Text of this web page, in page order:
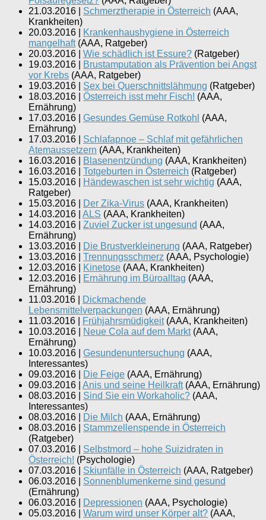
21.03.2016
Schmerztherapie in Österreich (AAA,
Krankheiten)
20.03.2016
Krankenhaushygiene in Österreich
mangelhaft (AAA, Ratgeber)
20.03.2016
Wie schädlich ist Essure? (Ratgeber)
19.03.2016
Brustamputation als Prävention bei Angst
vor Krebs (AAA, Ratgeber)
19.03.2016
Sex bei Querschnittslähmung (Ratgeber)
18.03.2016
Österreich isst mehr Fisch! (AAA,
Ernährung)
17.03.2016
Gesundes Gemüse Rotkohl (AAA,
Ernährung)
17.03.2016
Schlafapnoe – Schlaf mit gefährlichen
Atemaussetzern (AAA, Krankheiten)
16.03.2016
Blasenentzündung (AAA, Krankheiten)
16.03.2016
Totgeburten in Österreich (Ratgeber)
15.03.2016
Händewaschen ist sehr wichtig (AAA,
Ratgeber)
15.03.2016
Der Zika-Virus (AAA, Krankheiten)
14.03.2016
ALS (AAA, Krankheiten)
14.03.2016
Zuviel Zucker ist ungesund (AAA,
Ernährung)
13.03.2016
Die Brustverkleinerung (AAA, Ratgeber)
13.03.2016
Trennungsschmerz (AAA, Psychologie)
12.03.2016
Kinetose (AAA, Krankheiten)
12.03.2016
Ernährung im Büroalltag (AAA,
Ernährung)
11.03.2016
Dickmachende
Lebensmittelverpackungen (AAA, Ernährung)
11.03.2016
Frühjahrsmüdigkeit (AAA, Krankheiten)
10.03.2016
Neue Cola auf dem Markt (AAA,
Ernährung)
10.03.2016
Gesundenuntersuchung (AAA,
Interessantes)
09.03.2016
Die Feige (AAA, Ernährung)
09.03.2016
Anis und seine Heilkraft (AAA, Ernährung)
08.03.2016
Sind Sie ein Workaholic? (AAA,
Interessantes)
08.03.2016
Die Milch (AAA, Ernährung)
08.03.2016
Stammzellenspende in Österreich
(Ratgeber)
07.03.2016
Selbstmord – hohe Suizidraten in
Österreich! (Psychologie)
07.03.2016
Skiunfälle in Österreich (AAA, Ratgeber)
06.03.2016
Sonnenblumenkerne sind gesund
(Ernährung)
06.03.2016
Depressionen (AAA, Psychologie)
05.03.2016
Warum wird unser Körper alt? (AAA,